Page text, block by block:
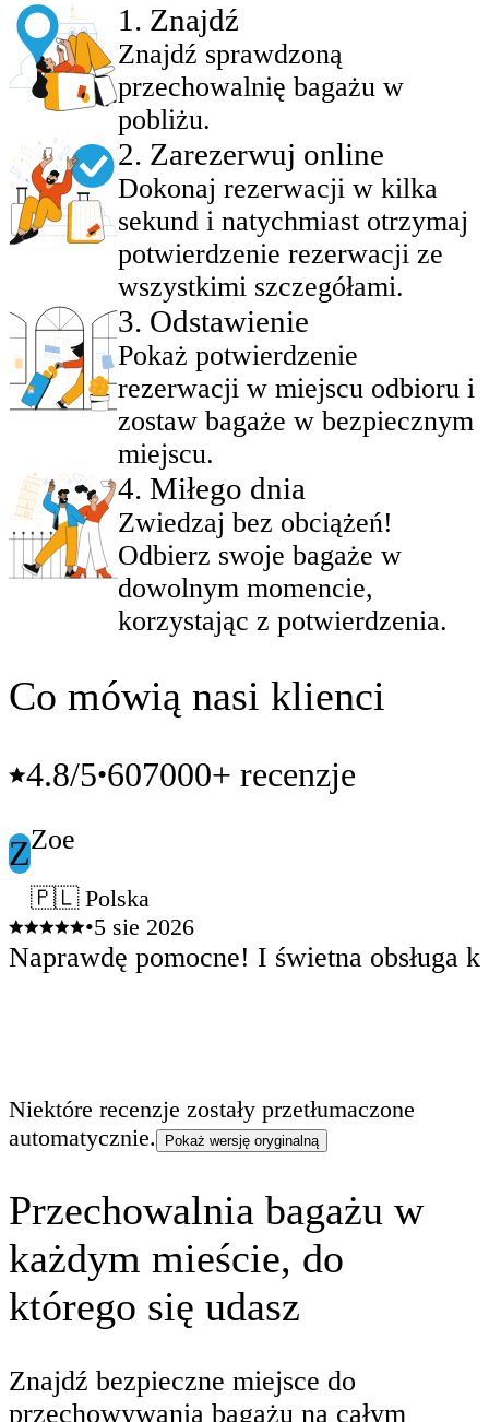
1 . Znajdź
Znajdź sprawdzoną
przechowalnię bagażu w
pobliżu.
2. Zarezerwuj online
Dokonaj rezerwacji w kilka
sekund i natychmiast otrzymaj
potwierdzenie rezerwacji ze
wszystkimi szczegółami.
3. Odstawienie
Pokaż potwierdzenie
rezerwacji w miejscu odbioru i
zostaw bagaże w bezpiecznym
miejscu.
4. Miłego dnia
Zwiedzaj bez obciążeń!
Odbierz swoje bagaże w
dowolnym momencie,
korzystając z potwierdzenia.
Co mówią nasi klienci
4.8/5•607000+ recenzje
ZZoe
🇵🇱 Polska
•5 sie 2026
Naprawdę pomocne! I świetna obsługa
Niektóre recenzje zostały przetłumaczone
automatycznie.
Pokaż wersję oryginalną
Przechowalnia bagażu w
każdym mieście, do
którego się udasz
Znajdź bezpieczne miejsce do
przechowywania bagażu na całym